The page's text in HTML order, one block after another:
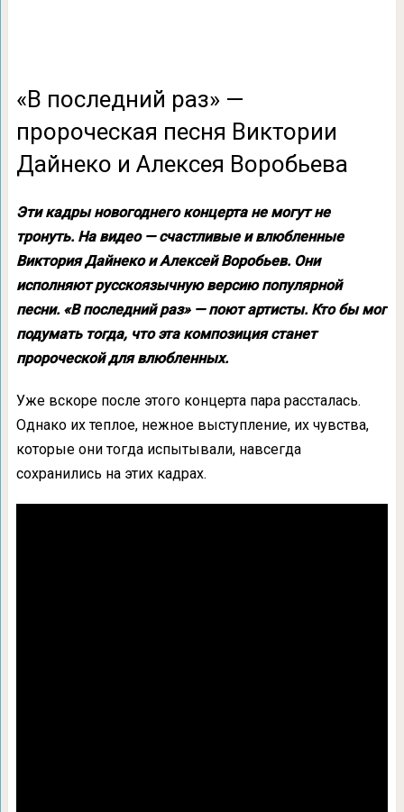
«В последний раз» —
пророческая песня Виктории
Дайнеко и Алексея Воробьева
Эти кадры новогоднего концерта не могут не
тронуть. На видео — счастливые и влюбленные
Виктория Дайнеко и Алексей Воробьев. Они
исполняют русскоязычную версию популярной
песни. «В последний раз» — поют артисты. Кто бы мог
подумать тогда, что эта композиция станет
пророческой для влюбленных.
Уже вскоре после этого концерта пара рассталась.
Однако их теплое, нежное выступление, их чувства,
которые они тогда испытывали, навсегда
сохранились на этих кадрах.